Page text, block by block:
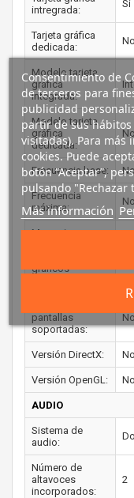
intregrada:
Si
Tarjeta gráfica
dedicada:
No
Modelo tarjeta
gráfica
integrada:
Modelo tarjeta
gráfica
dedicada:
Frecuencia base:
Frecuencia
máxima:
Memoria
gráficos
pantallas
soportadas:
Versión DirectX:
Versión OpenGL:
AUDIO
Sistema de
audio:
Número de
altavoces
incorporados:
2
Consentimiento de
de terceros para
publicidad
partir de sus
visitadas). Para
cookies. Puede
botón “Aceptar”,
pulsando "Rechazar
Más información